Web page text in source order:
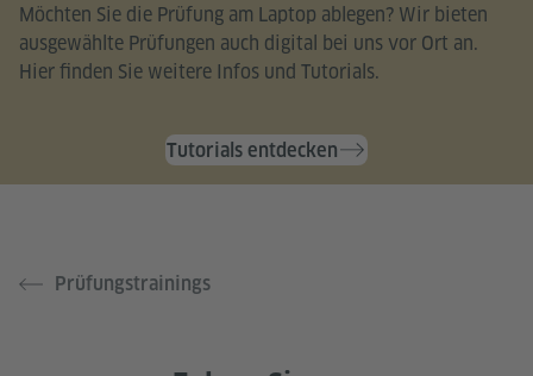
Möchten Sie die Prüfung am Laptop ablegen? Wir bieten
ausgewählte Prüfungen auch digital bei uns vor Ort an.
Hier finden Sie weitere Infos und Tutorials.
Tutorials entdecken
Prüfungstrainings